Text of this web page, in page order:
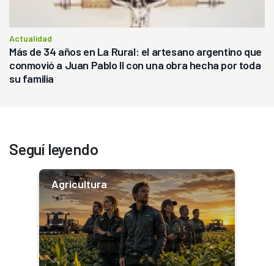
Actualidad
Más de 34 años en La Rural: el artesano argentino que
conmovió a Juan Pablo II con una obra hecha por toda
su familia
Seguí leyendo
Agricultura